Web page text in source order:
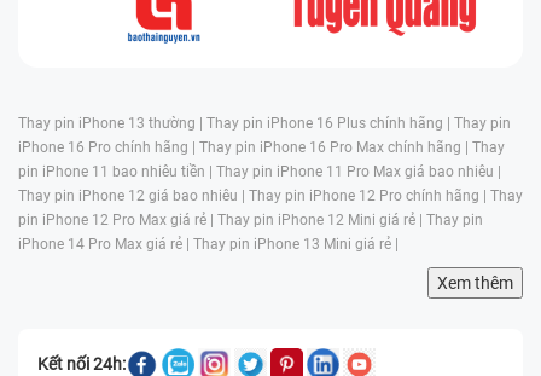
Thay pin iPhone 13 thường | Thay pin iPhone 16 Plus chính hãng | Thay pin
iPhone 16 Pro chính hãng | Thay pin iPhone 16 Pro Max chính hãng | Thay
pin iPhone 11 bao nhiêu tiền | Thay pin iPhone 11 Pro Max giá bao nhiêu |
Thay pin iPhone 12 giá bao nhiêu | Thay pin iPhone 12 Pro chính hãng | Thay
pin iPhone 12 Pro Max giá rẻ | Thay pin iPhone 12 Mini giá rẻ | Thay pin
iPhone 14 Pro Max giá rẻ | Thay pin iPhone 13 Mini giá rẻ |
Xem thêm
Kết nối 24h: